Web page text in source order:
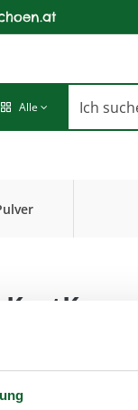
Alle